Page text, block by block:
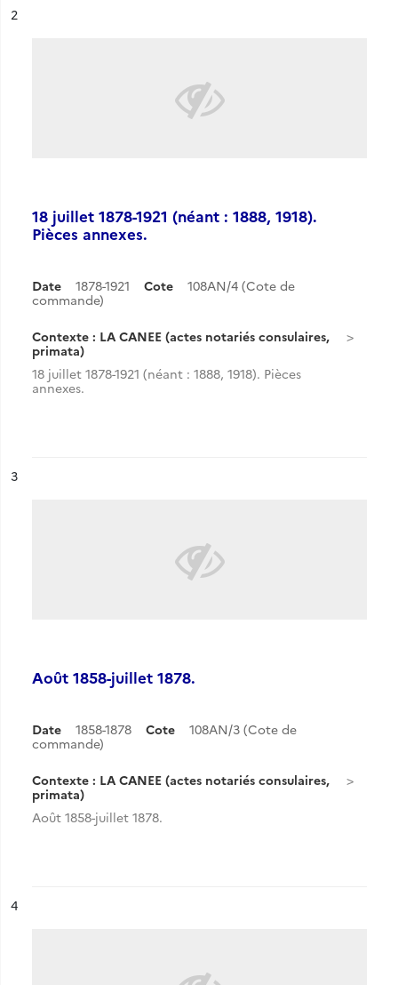
n°
2
18 juillet 1878-1921 (néant : 1888, 1918).
Pièces annexes.
Date 1878-1921 Cote
108AN/4 (Cote de
commande)
Contexte : LA CANEE (actes notariés consulaires,
primata)
18 juillet 1878-1921 (néant : 1888, 1918). Pièces
annexes.
n°
3
Août 1858-juillet 1878.
Date 1858-1878 Cote
108AN/3 (Cote de
commande)
Contexte : LA CANEE (actes notariés consulaires,
primata)
Août 1858-juillet 1878.
n°
4